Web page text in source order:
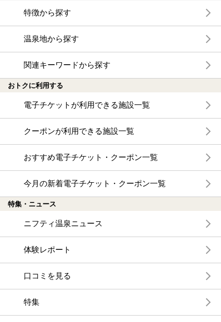
特徴から探す
温泉地から探す
関連キーワードから探す
おトクに利用する
電子チケットが利用できる施設一覧
クーポンが利用できる施設一覧
おすすめ電子チケット・クーポン一覧
今月の新着電子チケット・クーポン一覧
特集・ニュース
ニフティ温泉ニュース
体験レポート
口コミを見る
特集